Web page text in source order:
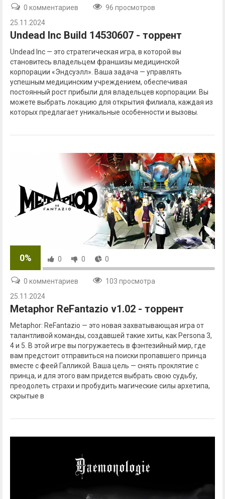
0 комментариев
96 просмотров
25.11.2024
Undead Inc Build 14530607 - торрент
Undead Inc — это стратегическая игра, в которой вы
становитесь владельцем франшизы медицинской
корпорации «Эндсуэлл». Ваша задача — управлять
успешным медицинским учреждением, обеспечивая
постоянный рост прибыли для владельцев корпорации. Вы
можете выбрать локацию для открытия филиала, каждая из
которых предлагает уникальные особенности и вызовы.
0% 0 0 0
0 комментариев
103 просмотра
25.11.2024
Metaphor ReFantazio v1.02 - торрент
Metaphor: ReFantazio — это новая захватывающая игра от
талантливой команды, создавшей такие хиты, как Persona 3,
4 и 5. В этой игре вы погружаетесь в фэнтезийный мир, где
вам предстоит отправиться на поиски пропавшего принца
вместе с феей Галликой. Ваша цель — снять проклятие с
принца, и для этого вам придется выбрать свою судьбу,
преодолеть страхи и пробудить магические силы архетипа,
скрытые в